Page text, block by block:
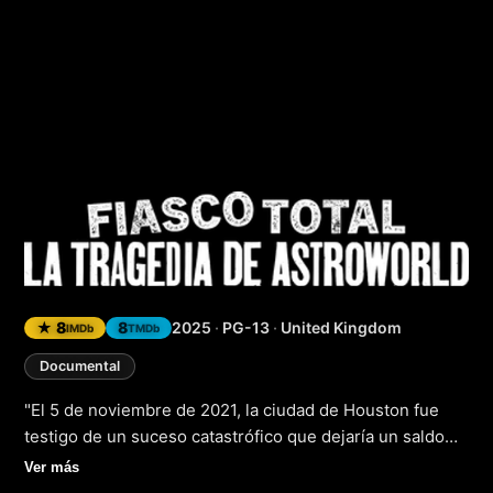
Fiasco total: La
★ 8IMDb 8TMDb 2025 · PG-13 · United Kingdom
Documental
"El 5 de noviembre de 2021, la ciudad de Houston fue
testigo de un suceso catastrófico que dejaría un saldo
de muertes y heridos. Fue el estreno de la edición 2025
Ver más